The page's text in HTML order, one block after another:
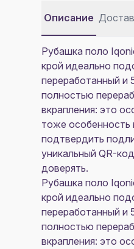
Описание
Рубашка поло
крой идеально
переработанный и
полностью
вкрапления: это
тоже особенность
подтвердить
уникальный QR-
доверять.
Рубашка поло
крой идеально
переработанный и
полностью
вкрапления: это